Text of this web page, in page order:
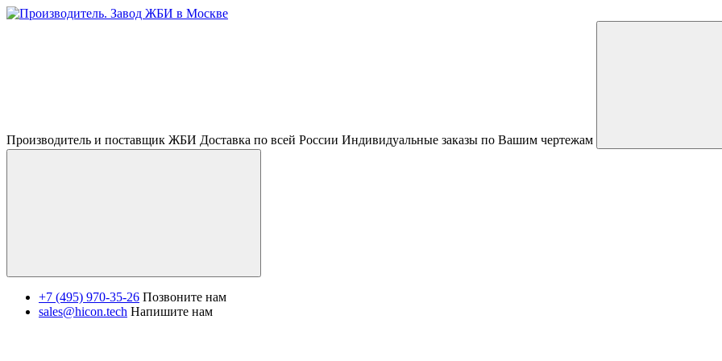
Производитель и поставщик ЖБИ Доставка по всей России Индивидуальные заказы по Вашим чертежам
+7 (495) 970-35-26 Позвоните нам
sales@hicon.tech Напишите нам